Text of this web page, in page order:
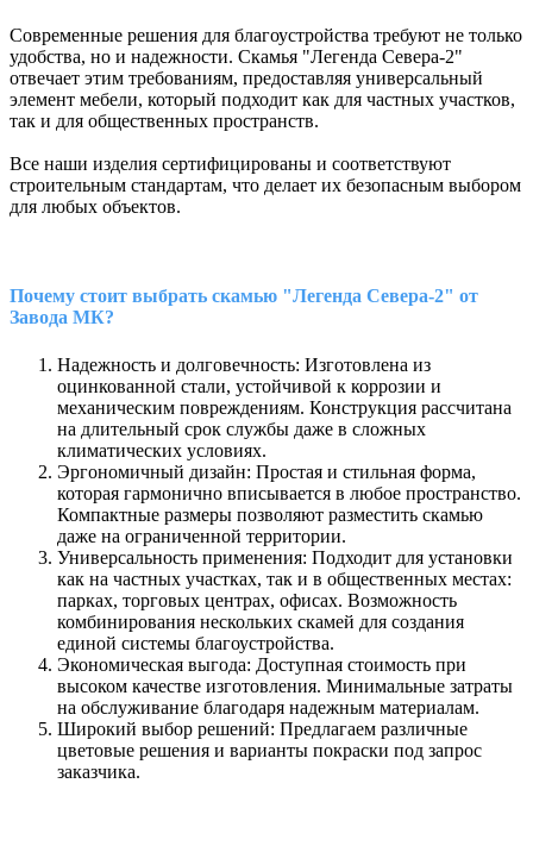
Современные решения для благоустройства требуют не только
удобства, но и надежности. Скамья "Легенда Севера-2"
отвечает этим требованиям, предоставляя универсальный
элемент мебели, который подходит как для частных участков,
так и для общественных пространств.
Все наши изделия сертифицированы и соответствуют
строительным стандартам, что делает их безопасным выбором
для любых объектов.
Почему стоит выбрать скамью "Легенда Севера-2" от
Завода МК?
Надежность и долговечность: Изготовлена из
оцинкованной стали, устойчивой к коррозии и
механическим повреждениям. Конструкция рассчитана
на длительный срок службы даже в сложных
климатических условиях.
Эргономичный дизайн: Простая и стильная форма,
которая гармонично вписывается в любое пространство.
Компактные размеры позволяют разместить скамью
даже на ограниченной территории.
Универсальность применения: Подходит для установки
как на частных участках, так и в общественных местах:
парках, торговых центрах, офисах. Возможность
комбинирования нескольких скамей для создания
единой системы благоустройства.
Экономическая выгода: Доступная стоимость при
высоком качестве изготовления. Минимальные затраты
на обслуживание благодаря надежным материалам.
Широкий выбор решений: Предлагаем различные
цветовые решения и варианты покраски под запрос
заказчика.